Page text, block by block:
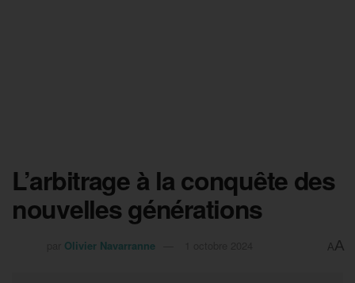
L’arbitrage à la conquête des
nouvelles générations
Olivier Navarranne AA